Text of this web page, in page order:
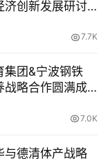
济创新发展研讨
7.7K
集团&宁波钢铁
战略合作圆满成
7.0K
与德清体产战略